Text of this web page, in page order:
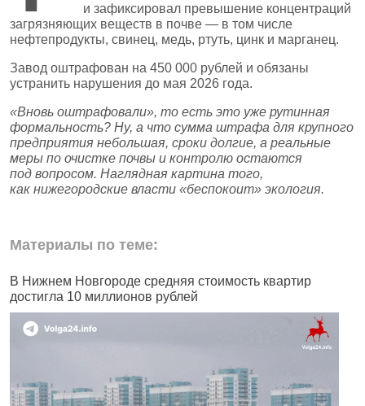
и зафиксировал превышение концентраций
загрязняющих веществ в почве — в том числе
нефтепродукты, свинец, медь, ртуть, цинк и марганец.
Завод оштрафован на 450 000 рублей и обязаны
устранить нарушения до мая 2026 года.
«Вновь оштрафовали», то есть это уже рутинная
формальность? Ну, а что сумма штрафа для крупного
предприятия небольшая, сроки долгие, а реальные
меры по очистке почвы и контролю остаются
под вопросом. Наглядная картина того,
как нижегородские власти «беспокоит» экология.
Материалы по теме:
В Нижнем Новгороде средняя стоимость квартир
достигла 10 миллионов рублей